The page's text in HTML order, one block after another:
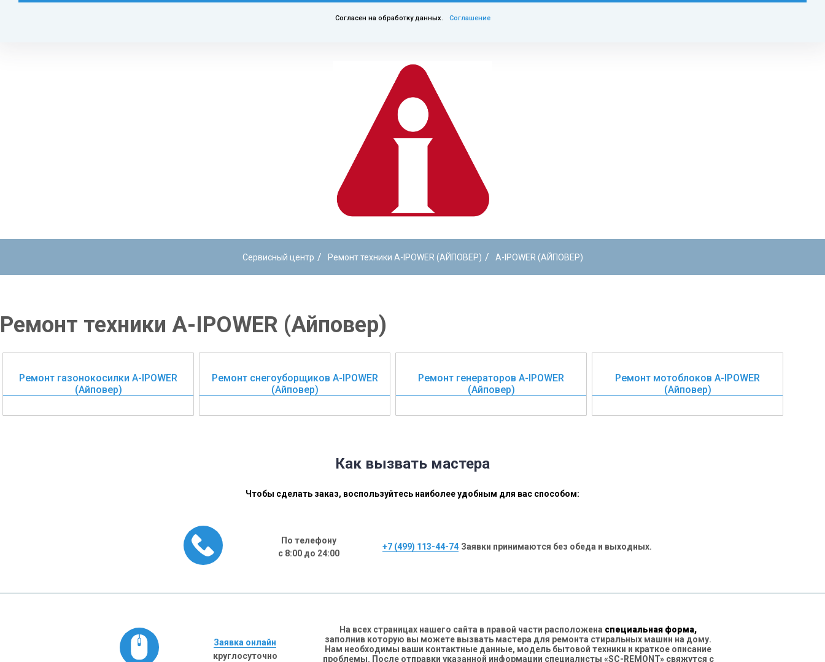
Согласен на обработку данных. Соглашение
Сервисный центр / Ремонт техники A-IPOWER (АЙПОВЕР) / A-IPOWER (АЙПОВЕР)
Ремонт техники A-IPOWER (Айповер)
Ремонт газонокосилки A-IPOWER
(Айповер)
Ремонт снегоуборщиков A-IPOWER
(Айповер)
Ремонт генераторов A-IPOWER
(Айповер)
Ремонт мотоблоков A-IPOWER
(Айповер)
Как вызвать мастера
Чтобы сделать заказ, воспользуйтесь наиболее удобным для вас способом:
По телефону
с 8:00 до 24:00
+7 (499) 113-44-74 Заявки принимаются без обеда и выходных.
Заявка онлайн
круглосуточно
На всех страницах нашего сайта в правой части расположена специальная форма,
заполнив которую вы можете вызвать мастера для ремонта стиральных машин на дому.
Нам необходимы ваши контактные данные, модель бытовой техники и краткое описание
проблемы. После отправки указанной информации специалисты «SC-REMONT» свяжутся с